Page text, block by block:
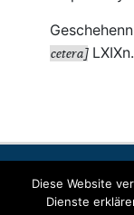
Diese Website
Dienste